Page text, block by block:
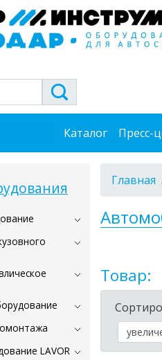
Каталог Пресс-
LAVOR
Главная
Товар: